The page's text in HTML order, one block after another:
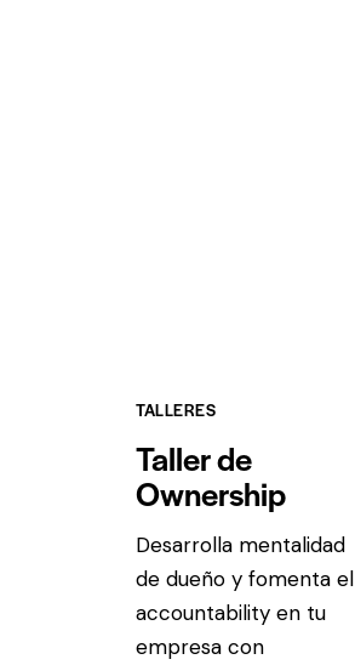
TALLERES
Taller de
Ownership
Desarrolla mentalidad
de dueño y fomenta el
accountability en tu
empresa con